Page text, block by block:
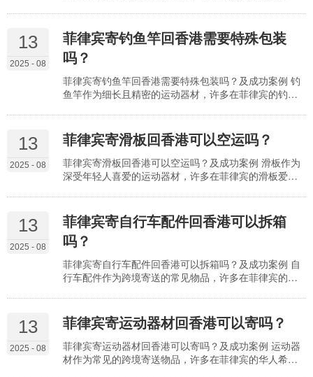
成为用户关注的焦点。实际上，帐篷不仅可以压缩打
包，而且是推荐的寄送方式 —— 合理压缩能大幅减小体
积、降低运费，同时便于运输和存储。了解压缩打包的
可行性、操作要点及案例经验，能让帐篷运输更高效经
是家…
13
2025 - 08
菲律宾寄钓鱼竿回香港需要特殊包装
吗？
菲律宾寄钓鱼竿回香港需要特殊包装吗？及成功案例 钓
鱼竿作为细长且精密的运动器材，许多在菲律宾的钓鱼
殊包装、如何避免运输中损坏，是用户普遍关心的问
题。实际上，钓鱼竿（尤其是碳素材质的高档竿）因长
度长、部件精密，属于 “易损大件物品”，必须采用特殊
包装才能降低断裂、弯曲风险。了解钓鱼竿的包装要
点、防护技巧及案例经验，能让寄送过程既安全又高
13
2025 - 08
菲律宾寄滑板回香港可以空运吗？
菲律宾寄滑板回香港可以空运吗？及成功案例 滑板作为
深受年轻人喜爱的运动器材，许多在菲律宾的滑板爱好
送” 是用户最关心的问题。实际上，普通滑板属于航空运
输中的 “非限制物品”，只要包装合规、符合航空公司的
尺寸和重量要求，完全可以通过空运寄往香港。了解空
运的可行性、操作规范及案例经验，能让滑板运输更高
司…
13
2025 - 08
菲律宾寄自行车配件回香港可以拆箱
吗？
菲律宾寄自行车配件回香港可以拆箱吗？及成功案例 自
行车配件作为跨境寄送的常见物品，许多在菲律宾的骑
其中，“是否可以拆箱寄送” 是用户普遍关心的问题。实
际上，拆箱不仅允许，还是推荐的寄送方式 —— 合理拆
箱能降低运输成本、减少破损风险，但需遵循一定的操
作规范。了解拆箱的可行性、操作要点及案例经验，能
让自行车配件运输更高效。 拆箱寄送的核心优势与适用
13
2025 - 08
菲律宾寄运动器材回香港可以寄吗？
菲律宾寄运动器材回香港可以寄吗？及成功案例 运动器
材作为常见的跨境寄送物品，许多在菲律宾的华人希望